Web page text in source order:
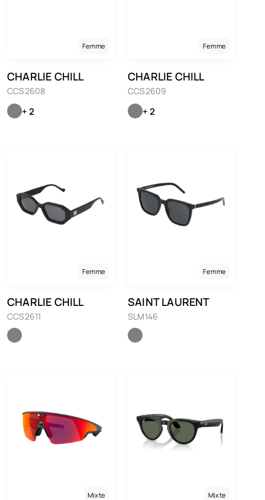
Femme
CHARLIE CHILL
CCS2608
+ 2
Femme
CHARLIE CHILL
CCS2609
+ 2
Femme
CHARLIE CHILL
CCS2611
Femme
SAINT LAURENT
SLM146
Mixte Mixte